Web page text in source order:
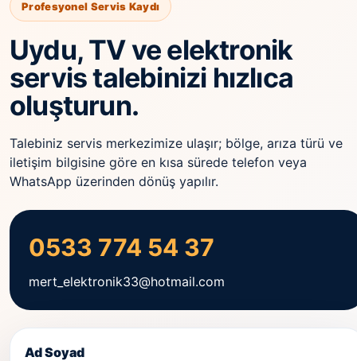
Profesyonel Servis Kaydı
Uydu, TV ve elektronik
servis talebinizi hızlıca
oluşturun.
Talebiniz servis merkezimize ulaşır; bölge, arıza türü ve
iletişim bilgisine göre en kısa sürede telefon veya
WhatsApp üzerinden dönüş yapılır.
0533 774 54 37
mert_elektronik33@hotmail.com
Ad Soyad